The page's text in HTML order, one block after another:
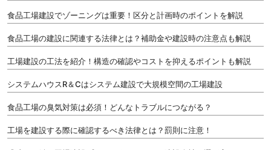
食品工場建設でゾーニングは重要！区分と計画時のポイントを解説
食品工場の建設に関連する法律とは？補助金や建設時の注意点も解説
工場建設の工法を紹介！構造の確認やコストを抑えるポイントも解説
システムハウスR＆Cはシステム建設で大規模空間の工場建設
食品工場の臭気対策は必須！どんなトラブルにつながる？
工場を建設する際に確認するべき法律とは？罰則に注意！